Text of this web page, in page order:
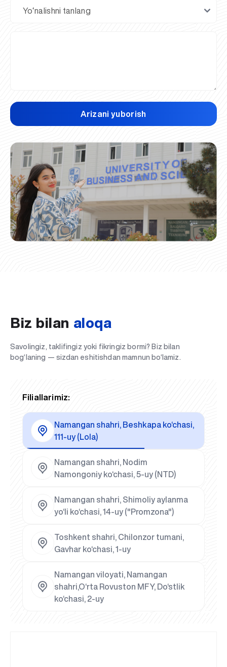
Arizani yuborish
Biz bilan aloqa
Savolingiz, taklifingiz yoki fikringiz bormi? Biz bilan
bog‘laning — sizdan eshitishdan mamnun bo‘lamiz.
Filiallarimiz:
Namangan shahri, Beshkapa ko‘chasi,
111-uy (Lola)
Namangan shahri, Nodim
Namongoniy ko‘chasi, 5-uy (NTD)
Namangan shahri, Shimoliy aylanma
yo‘li ko‘chasi, 14-uy ("Promzona")
Toshkent shahri, Chilonzor tumani,
Gavhar ko‘chasi, 1-uy
Namangan viloyati, Namangan
shahri,O‘rta Rovuston MFY, Do‘stlik
ko‘chasi, 2-uy